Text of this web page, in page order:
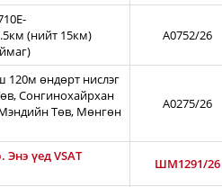
(нийт 15км)
A0752/26
120м өндөрт нислэг
Сонгинохайрхан
Төв, Мөнгөн
A0275/26
үед VSAT
ШМ1291/26